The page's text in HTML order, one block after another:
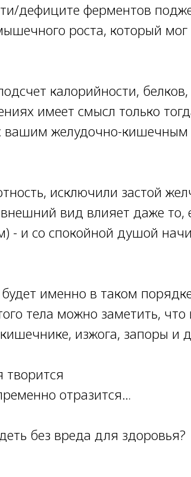
дефиците ферментов
роста, который
калорийности,
имеет смысл только
вашим желудочно-кишечным
исключили застой
вид влияет даже то,
- и со спокойной душой
именно в таком
тела можно заметить,
изжога, запоры и
творится
отразится…
без вреда для здоровья?